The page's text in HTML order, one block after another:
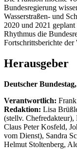
Bundesregierung
Wasserstraßen- und
2020 und 2021
Rhythmus die
Fortschrittsberichte
Herausgeber
Deutscher
Verantwortlich:
Redaktion: Lisa
(stellv. Chefredakteur),
Claus Peter Kosfeld,
vom Dienst), Sandra
Helmut Stoltenberg,